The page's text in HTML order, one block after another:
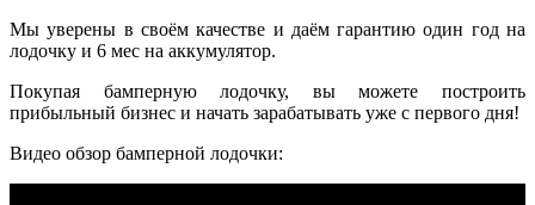
Мы уверены в своём качестве и даём гарантию один год на
лодочку и 6 мес на аккумулятор.
Покупая бамперную лодочку, вы можете построить
прибыльный бизнес и начать зарабатывать уже с первого дня!
Видео обзор бамперной лодочки: